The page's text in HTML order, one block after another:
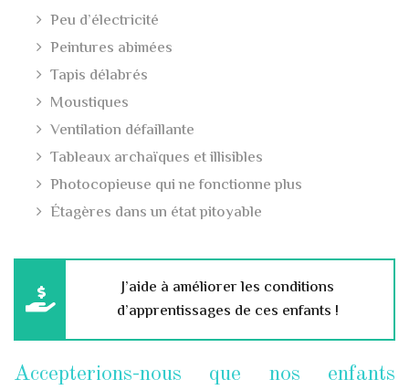
Peu d’électricité
Peintures abimées
Tapis délabrés
Moustiques
Ventilation défaillante
Tableaux archaïques et illisibles
Photocopieuse qui ne fonctionne plus
Étagères dans un état pitoyable
J’aide à améliorer les conditions
d’apprentissages de ces enfants !
Accepterions-nous que nos enfants